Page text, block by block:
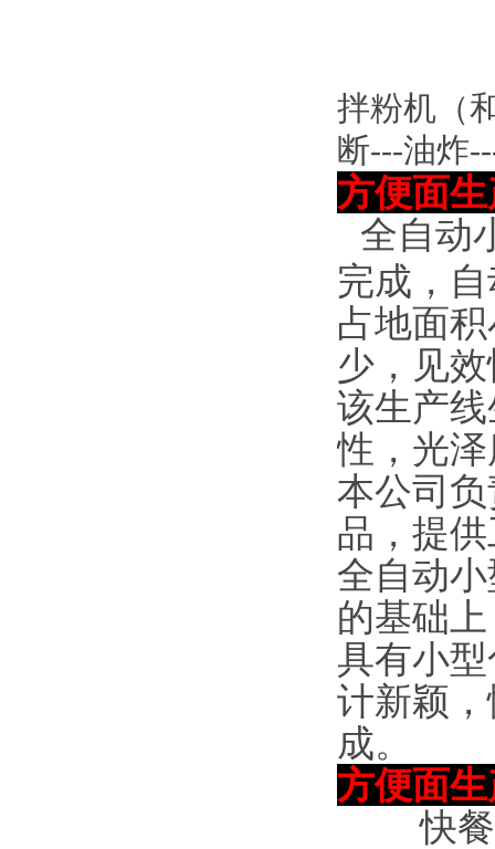
拌粉机（
断---油炸
方便面
全自动
完成，
占地面
少，见
该生产
性，光
本公司
品，提
全自动
的基础
具有小
计新颖
成。
方便面
快餐